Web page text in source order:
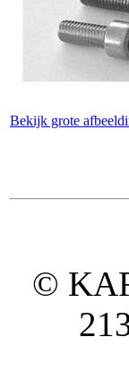
Bekijk grote
©